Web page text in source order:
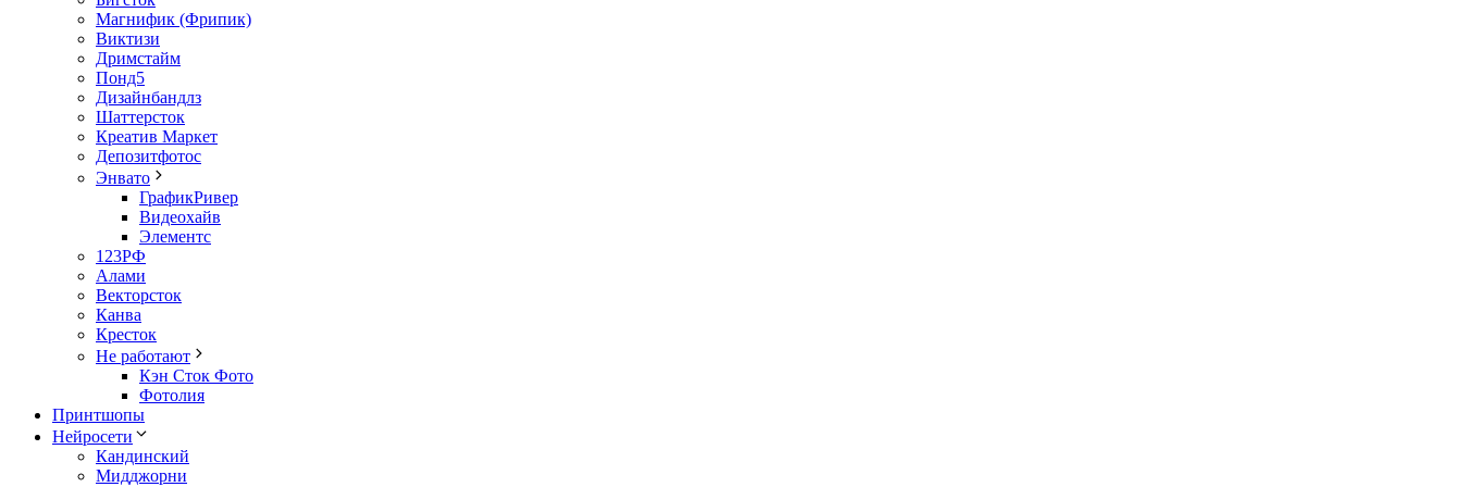
Магнифик (Фрипик)
Виктизи
Дримстайм
Понд5
Дизайнбандлз
Шаттерсток
Креатив Маркет
Депозитфотос
Энвато
ГрафикРивер
Видеохайв
Элементс
123РФ
Алами
Векторсток
Канва
Кресток
Не работают
Кэн Сток Фото
Фотолия
Принтшопы
Нейросети
Кандинский
Мидджорни